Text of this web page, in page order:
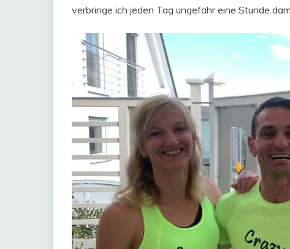
verbringe ich jeden Tag ungefähr eine Stunde